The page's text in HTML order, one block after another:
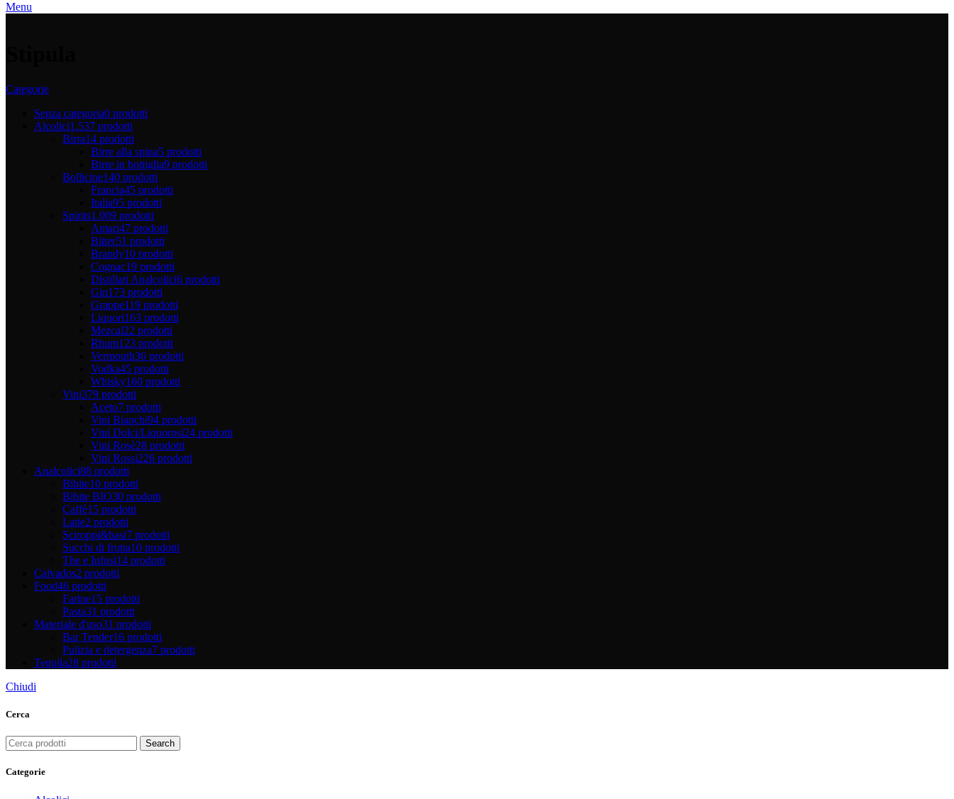
Menu
Categorie
Senza categoria0 prodotti
Alcolici1.537 prodotti
Birra14 prodotti
Birre alla spina5 prodotti
Birre in bottiglia9 prodotti
Bollicine140 prodotti
Francia45 prodotti
Italia95 prodotti
Spirits1.009 prodotti
Amari47 prodotti
Bitter51 prodotti
Brandy10 prodotti
Cognac19 prodotti
Distillati Analcolici6 prodotti
Gin173 prodotti
Grappe119 prodotti
Liquori163 prodotti
Mezcal22 prodotti
Rhum123 prodotti
Vermouth36 prodotti
Vodka45 prodotti
Whisky160 prodotti
Vini379 prodotti
Aceto7 prodotti
Vini Bianchi94 prodotti
Vini Dolci/Liquorosi24 prodotti
Vini Rosè28 prodotti
Vini Rossi226 prodotti
Analcolici88 prodotti
Bibite10 prodotti
Bibite BIO30 prodotti
Caffè15 prodotti
Latte2 prodotti
Sciroppi&basi7 prodotti
Succhi di frutta10 prodotti
The e Infusi14 prodotti
Calvados2 prodotti
Food46 prodotti
Farine15 prodotti
Pasta31 prodotti
Materiale d'uso31 prodotti
Bar Tender16 prodotti
Pulizia e detergenza7 prodotti
Tequila28 prodotti
Chiudi
Cerca
Search
Categorie